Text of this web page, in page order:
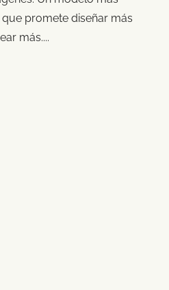
promete diseñar más
más....